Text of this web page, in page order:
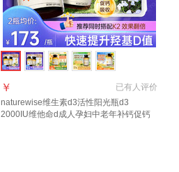
已有人评价
￥
naturewise维生素d3活性阳光瓶d3
2000IU维他命d成人孕妇中老年补钙促钙